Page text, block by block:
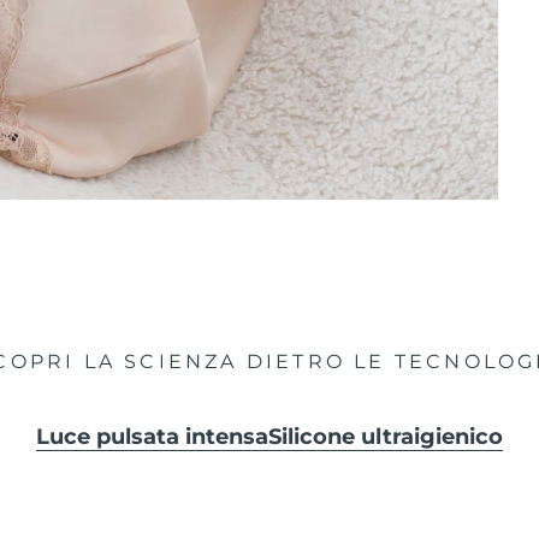
LA SCIENZA DIETRO LE
Luce pulsata intensaSilicone ultraigienico